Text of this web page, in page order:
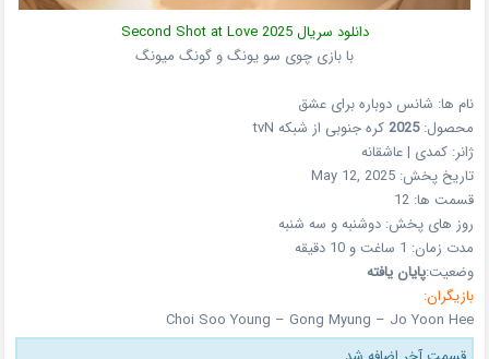
دانلود سریال Second Shot at Love 2025
با بازی چوی سو یونگ و گونگ میونگ
نام ها: شانس دوباره برای عشق
محصول:2025 کره جنوبی از شبکه tvN
ژانر:کمدی | عاشقانه
تاریخ پخش:May 12, 2025
قسمت ها:12
روز های پخش:دوشنبه و سه شنبه
مدت زمان: 1 ساغت و 10 دقیقه
وضعیت:پایان یافته
بازیگران:
Choi Soo Young – Gong Myung – Jo Yoon Hee